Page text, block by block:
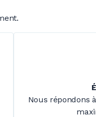
Nous répondons